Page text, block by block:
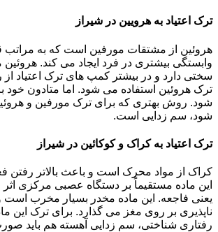
ترک اعتیاد به هرویین در شیراز
هروئین از مشتقات مورفین است که به مراتب
وابستگی بیشتری در فرد ایجاد می کند. هروئین
سختی دارد و در بیشتر کمپ های ترک اعتیاد
ترک هروئین استفاده می شود. اما متادون خود
شود. روش بهتری که برای ترک مورفین و
شود، سم زدایی است.
ترک اعتیاد به کراک و کوکائین در شیراز
کراک از مواد محرک است و باعث بالاتر رفتن
این ماده مستقیماً بر دستگاه عصبی مرکزی اثر
یعنی فاجعه. این ماده مخدر بسیار مخرب است
ناپذیری بر روی مغز می گذارد. برای ترک این
رفتاری شناختی، سم زدایی آهسته هم باید